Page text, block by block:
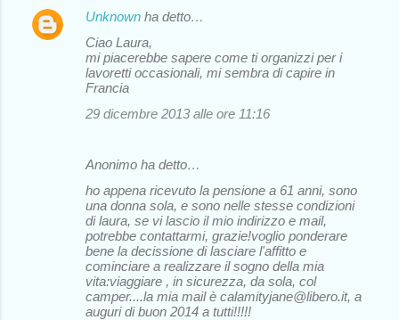
Unknown ha detto…
Ciao Laura,
mi piacerebbe sapere come ti organizzi per i
lavoretti occasionali, mi sembra di capire in
Francia
29 dicembre 2013 alle ore 11:16
Anonimo ha detto…
ho appena ricevuto la pensione a 61 anni, sono
una donna sola, e sono nelle stesse condizioni
di laura, se vi lascio il mio indirizzo e mail,
potrebbe contattarmi, grazie!voglio ponderare
bene la decissione di lasciare l'affitto e
cominciare a realizzare il sogno della mia
vita:viaggiare , in sicurezza, da sola, col
camper....la mia mail è calamityjane@libero.it, a
auguri di buon 2014 a tutti!!!!!